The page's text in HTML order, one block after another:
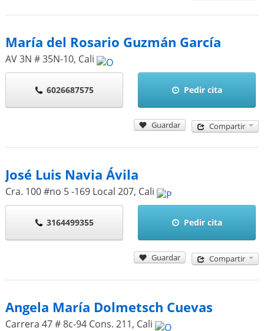
María del Rosario Guzmán García
AV 3N # 35N-10, Cali
6026687575 Pedir cita
Guardar Compartir
José Luis Navia Ávila
Cra. 100 #no 5 -169 Local 207, Cali
3164499355 Pedir cita
Guardar Compartir
Angela María Dolmetsch Cuevas
Carrera 47 # 8c-94 Cons. 211, Cali